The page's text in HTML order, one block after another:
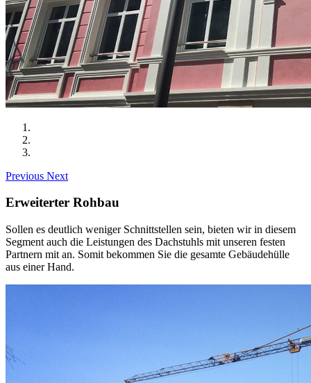
Previous Next
Erweiterter Rohbau
Sollen es deutlich weniger Schnittstellen sein, bieten wir in diesem
Segment auch die Leistungen des Dachstuhls mit unseren festen
Partnern mit an. Somit bekommen Sie die gesamte Gebäudehülle
aus einer Hand.